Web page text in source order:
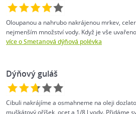
Oloupanou a nahrubo nakrájenou mrkev,
nejmenším množství vody. Když je vše
více o Smetanová dýňová polévka
Dýňový guláš
Cibuli nakrájíme a osmahneme na oleji